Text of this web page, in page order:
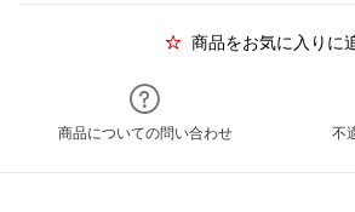
商品をお気に入りに
商品についての問い合わせ 不